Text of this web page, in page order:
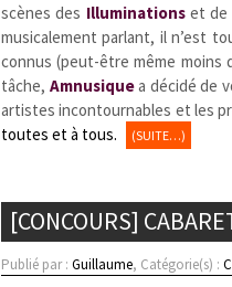
scènes des Illuminationset de
musicalement parlant, il n’est
connus (peut-être même moins
tâche, Amnusiquea décidé de
artistes incontournables et les
toutes et à tous.
(SUITE…)
[CONCOURS]
Publié par :Guillaume, Catégorie(s) :